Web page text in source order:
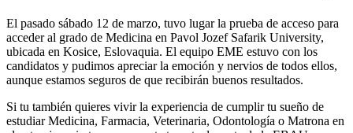
El pasado sábado 12 de marzo, tuvo lugar la prueba de acceso para
acceder al grado de Medicina en Pavol Jozef Safarik University,
ubicada en Kosice, Eslovaquia. El equipo EME estuvo con los
candidatos y pudimos apreciar la emoción y nervios de todos ellos,
aunque estamos seguros de que recibirán buenos resultados.
Si tu también quieres vivir la experiencia de cumplir tu sueño de
estudiar Medicina, Farmacia, Veterinaria, Odontología o Matrona en